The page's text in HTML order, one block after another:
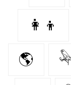
👩‍👦
🌎